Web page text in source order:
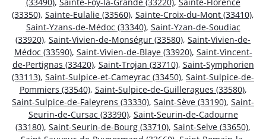
(33350), Sainte-Eulalie (33560), Sainte-Croix-du-Mont (33410),
Saint-Yzans-de-Médoc (33340), Saint-Yzan-de-Soudiac
(33920), Saint-Vivien-de-Monségur (33580), Saint-Vivien-de-
Médoc (33590), Saint-Vivien-de-Blaye (33920), Saint-Vincent-
de-Pertignas (33420), Saint-Trojan (33710), Saint-Symphorien
(33113), Saint-Sulpice-et-Cameyrac (33450), Saint-Sulpice-de-
Pommiers (33540), Saint-Sulpice-de-Guilleragues (33580),
Saint-Sulpice-de-Faleyrens (33330), Saint-Sève (33190), Saint-
Seurin-de-Cursac (33390), Saint-Seurin-de-Cadourne
(33180), Saint-Seurin-de-Bourg (33710), Saint-Selve (33650),